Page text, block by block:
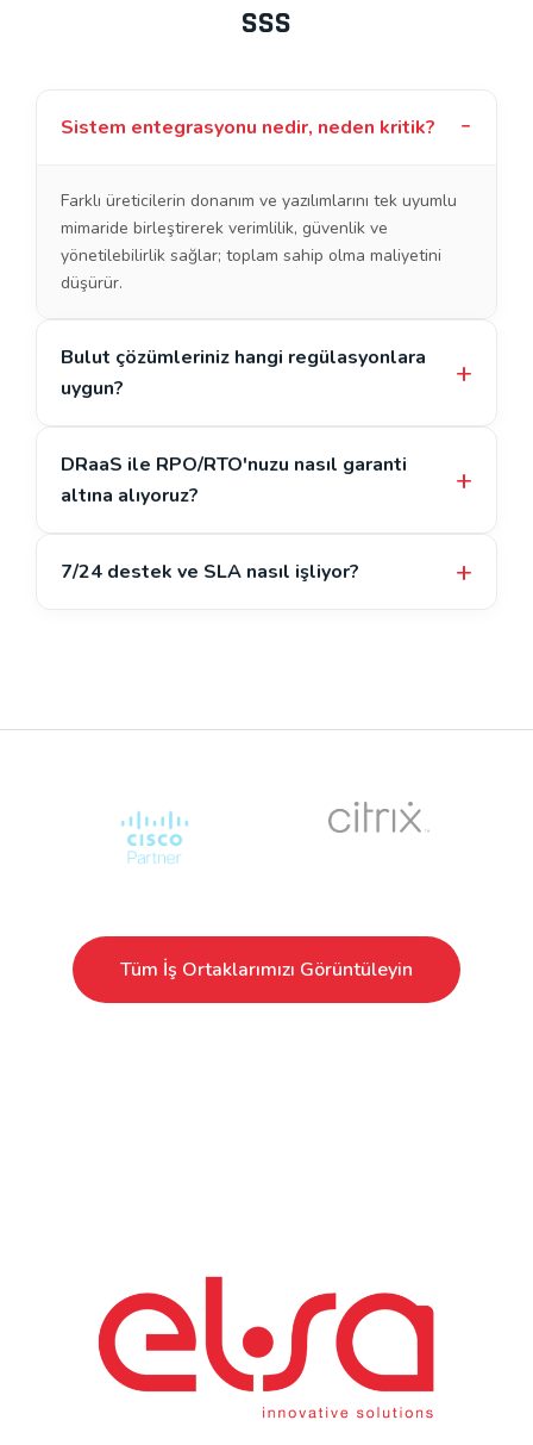
SSS
Sistem entegrasyonu nedir, neden kritik?
Farklı üreticilerin donanım ve yazılımlarını tek uyumlu
mimaride birleştirerek verimlilik, güvenlik ve
yönetilebilirlik sağlar; toplam sahip olma maliyetini
düşürür.
Bulut çözümleriniz hangi regülasyonlara
uygun?
DRaaS ile RPO/RTO'nuzu nasıl garanti
altına alıyoruz?
7/24 destek ve SLA nasıl işliyor?
Tüm İş Ortaklarımızı Görüntüleyin